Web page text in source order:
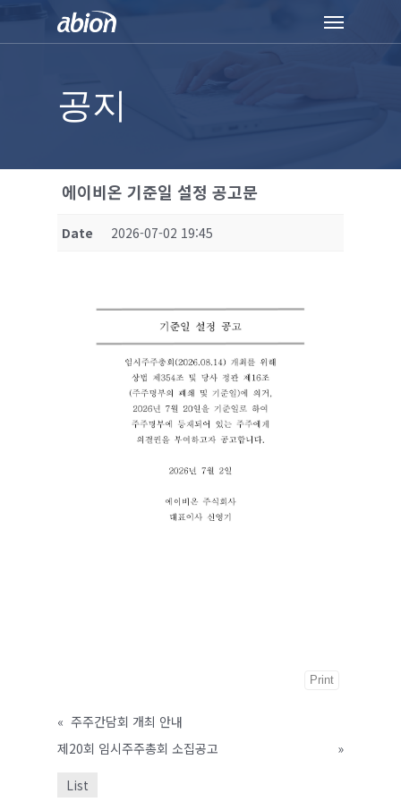
Menu
공지
에이비온 기준일 설정 공고문
Date 2026-07-02 19:45
Print
« 주주간담회 개최 안내
제20회 임시주주총회 소집공고
»
List